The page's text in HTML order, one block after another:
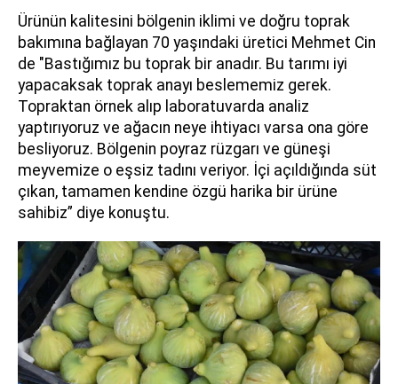
Ürünün kalitesini bölgenin iklimi ve doğru toprak
bakımına bağlayan 70 yaşındaki üretici Mehmet Cin
de "Bastığımız bu toprak bir anadır. Bu tarımı iyi
yapacaksak toprak anayı beslememiz gerek.
Topraktan örnek alıp laboratuvarda analiz
yaptırıyoruz ve ağacın neye ihtiyacı varsa ona göre
besliyoruz. Bölgenin poyraz rüzgarı ve güneşi
meyvemize o eşsiz tadını veriyor. İçi açıldığında süt
çıkan, tamamen kendine özgü harika bir ürüne
sahibiz” diye konuştu.